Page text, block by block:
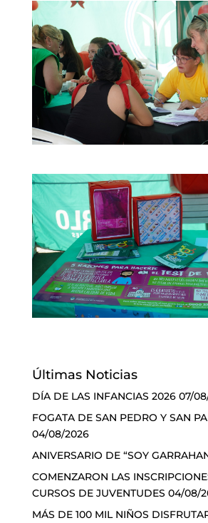
Últimas Noticias
DÍA DE LAS INFANCIAS 2026 07/
FOGATA DE SAN PEDRO Y SAN
04/08/2026
ANIVERSARIO DE “SOY
COMENZARON LAS
CURSOS DE JUVENTUDES 04/08/
MÁS DE 100 MIL NIÑOS